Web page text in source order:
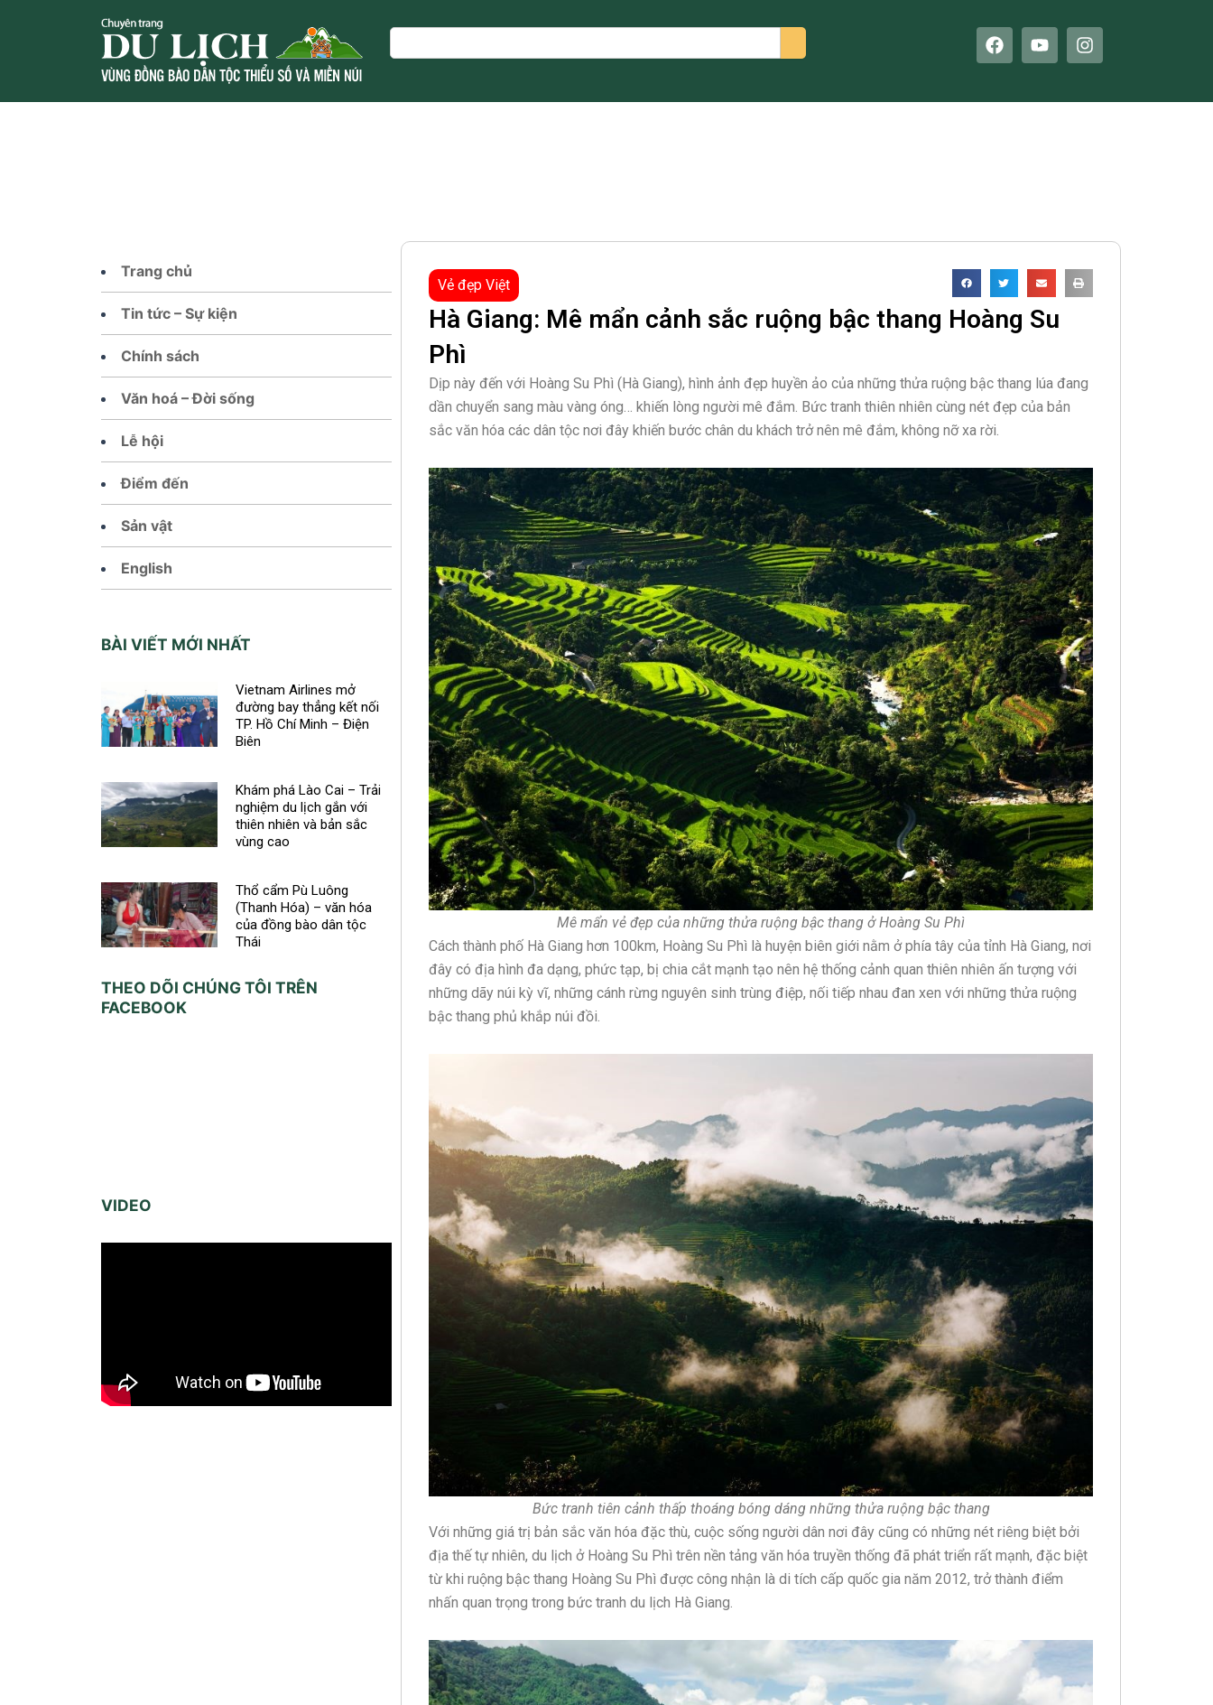
Search
F
a
b
Y
o
u
I
n
a
Trang chủ
Tin tức – Sự kiện
Chính sách
Văn hoá – Đời sống
Lễ hội
Điểm đến
Sản vật
English
BÀI VIẾT MỚI NHẤT
Vietnam Airlines mở
đường bay thẳng kết nối
TP. Hồ Chí Minh – Điện
Biên
Khám phá Lào Cai – Trải
nghiệm du lịch gắn với
thiên nhiên và bản sắc
vùng cao
Thổ cẩm Pù Luông
(Thanh Hóa) – văn hóa
của đồng bào dân tộc
Thái
THEO DÕI CHÚNG TÔI TRÊN
FACEBOOK
VIDEO
Vẻ đẹp Việt
Hà Giang: Mê mẩn cảnh sắc ruộng bậc thang Hoàng Su
Phì
Dịp này đến với Hoàng Su Phì (Hà Giang), hình ảnh đẹp huyền ảo của những thửa ruộng bậc thang lúa đang
dần chuyển sang màu vàng óng… khiến lòng người mê đắm. Bức tranh thiên nhiên cùng nét đẹp của bản
sắc văn hóa các dân tộc nơi đây khiến bước chân du khách trở nên mê đắm, không nỡ xa rời.
Mê mẩn vẻ đẹp của những thửa ruộng bậc thang ở Hoàng Su Phì
Cách thành phố Hà Giang hơn 100km, Hoàng Su Phì là huyện biên giới nằm ở phía tây của tỉnh Hà Giang, nơi
đây có địa hình đa dạng, phức tạp, bị chia cắt mạnh tạo nên hệ thống cảnh quan thiên nhiên ấn tượng với
những dãy núi kỳ vĩ, những cánh rừng nguyên sinh trùng điệp, nối tiếp nhau đan xen với những thửa ruộng
bậc thang phủ khắp núi đồi.
Bức tranh tiên cảnh thấp thoáng bóng dáng những thửa ruộng bậc thang
Với những giá trị bản sắc văn hóa đặc thù, cuộc sống người dân nơi đây cũng có những nét riêng biệt bởi
địa thế tự nhiên, du lịch ở Hoàng Su Phì trên nền tảng văn hóa truyền thống đã phát triển rất mạnh, đặc biệt
từ khi ruộng bậc thang Hoàng Su Phì được công nhận là di tích cấp quốc gia năm 2012, trở thành điểm
nhấn quan trọng trong bức tranh du lịch Hà Giang.